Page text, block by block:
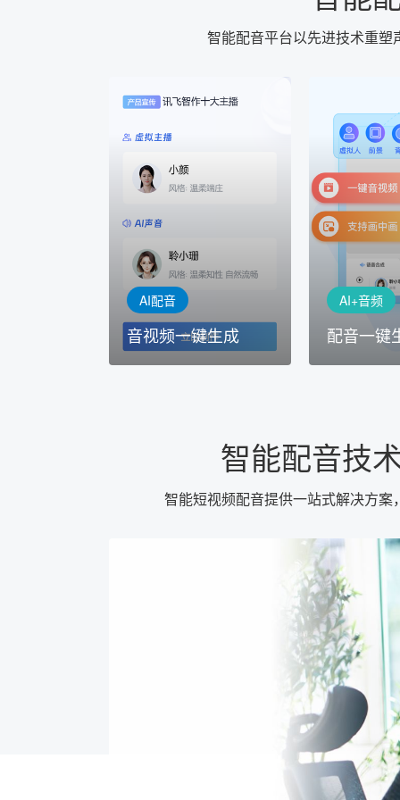
智能配音平台以先进技术重
AI配音
音视频一键生成
音视频一键生成
AI+视频：在虚拟"AI演播
键完成音、视频作品的输出
AI+音频
配音一键
AI+音频
配音一键
AI+音频：基
TTS能力打
工具，输入
人即可一键
智能配音技
智能短视频配音提供一站式解决方